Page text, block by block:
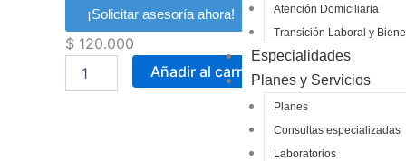
Atención Domiciliaria
Transición Laboral y
Especialidades
Planes y Servicios
Planes
Consultas especializadas
Laboratorios
¡Solicitar asesoría ahora!
$ 120.000
Aplicación
Añadir al carrito